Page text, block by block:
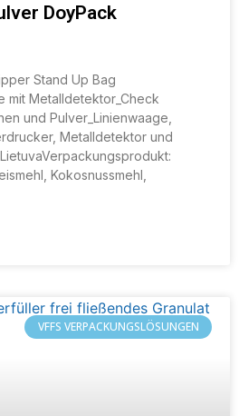
DoyPack
Stand Up Bag
mit Metalldetektor_Check
und Pulver_Linienwaage,
Metalldetektor und
Kokosnussmehl,
VFFS VERPACKUNGSLÖSUNGEN